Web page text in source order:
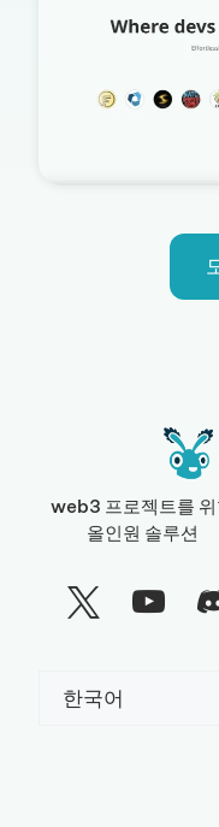
web3 프로젝트를
올인원 솔루션
Choose